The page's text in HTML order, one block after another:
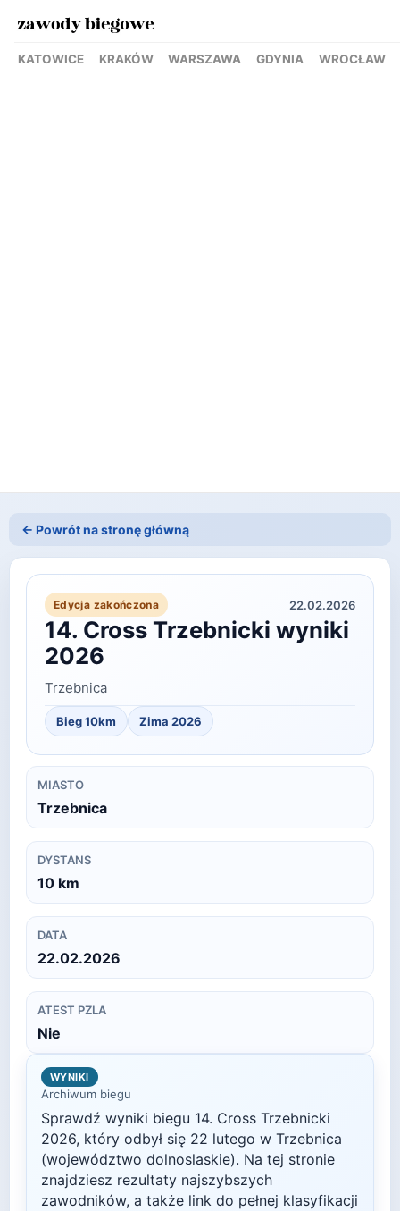
KATOWICE KRAKÓW WARSZAWA GDYNIA WROCŁAW
← Powrót na stronę główną
Edycja zakończona 22.02.2026
14. Cross Trzebnicki wyniki
2026
Trzebnica
Bieg 10km Zima 2026
MIASTO
Trzebnica
DYSTANS
10 km
DATA
22.02.2026
ATEST PZLA
Nie
WYNIKI
Archiwum biegu
Sprawdź wyniki biegu 14. Cross Trzebnicki
2026, który odbył się 22 lutego w Trzebnica
(województwo dolnoslaskie). Na tej stronie
znajdziesz rezultaty najszybszych
zawodników, a także link do pełnej klasyfikacji